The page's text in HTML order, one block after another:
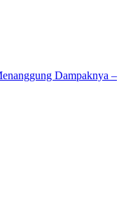
Dampaknya –